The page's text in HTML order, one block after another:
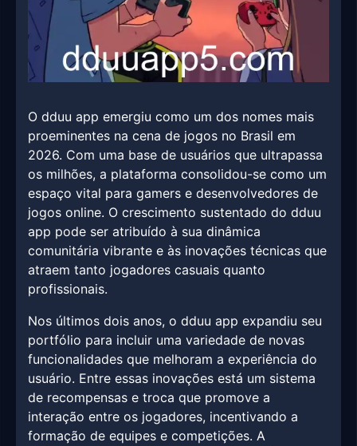
O dduu app emergiu como um dos nomes mais
proeminentes na cena de jogos no Brasil em
2026. Com uma base de usuários que ultrapassa
os milhões, a plataforma consolidou-se como um
espaço vital para gamers e desenvolvedores de
jogos online. O crescimento sustentado do dduu
app pode ser atribuído à sua dinâmica
comunitária vibrante e às inovações técnicas que
atraem tanto jogadores casuais quanto
profissionais.
Nos últimos dois anos, o dduu app expandiu seu
portfólio para incluir uma variedade de novas
funcionalidades que melhoram a experiência do
usuário. Entre essas inovações está um sistema
de recompensas e troca que promove a
interação entre os jogadores, incentivando a
formação de equipes e competições. A